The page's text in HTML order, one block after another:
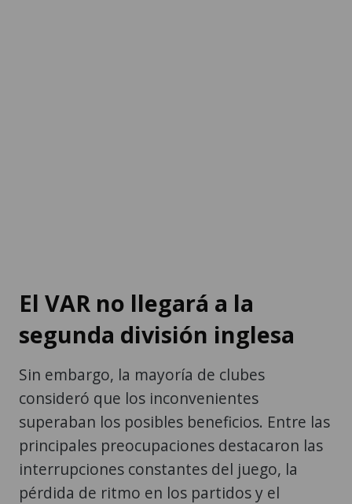
El VAR no llegará a la
segunda división inglesa
Sin embargo, la mayoría de clubes
consideró que los inconvenientes
superaban los posibles beneficios. Entre las
principales preocupaciones destacaron las
interrupciones constantes del juego, la
pérdida de ritmo en los partidos y el